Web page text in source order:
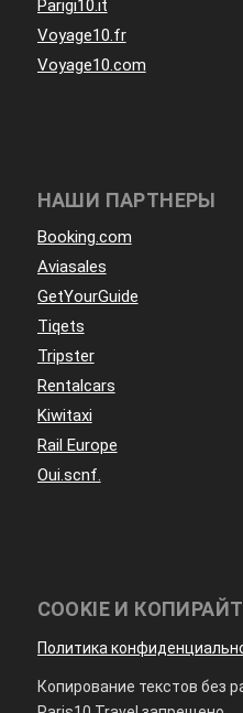
Parigi10.it
Voyage10.fr
Voyage10.com
НАШИ ПАРТНЕРЫ
Booking.com
Aviasales
GetYourGuide
Tiqets
Tripster
Rentalcars
Kiwitaxi
Rail Europe
Oui.scnf.
COOKIE И КОПИРАЙТ
Политика
Копирование текстов без